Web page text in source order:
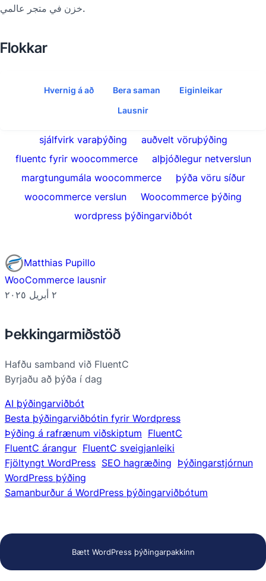
خزن في متجر عالمي.
Flokkar
Hvernig á að Bera saman
Eiginleikar
Lausnir
sjálfvirk varaþýðing
auðvelt vöruþýðing
fluentc fyrir woocommerce
alþjóðlegur netverslun
margtungumála woocommerce
þýða vöru síður
woocommerce verslun
Woocommerce þýðing
wordpress þýðingarviðbót
Matthias Pupillo
WooCommerce lausnir
٢ أبريل ٢٠٢٥
Þekkingarmiðstöð
Hafðu samband við FluentC
Byrjaðu að þýða í dag
AI þýðingarviðbót
Besta þýðingarviðbótin fyrir Wordpress
Þýðing á rafrænum viðskiptum FluentC
FluentC árangur FluentC sveigjanleiki
Fjöltyngt WordPress SEO hagræðing Þýðingarstjórnun
WordPress þýðing
Samanburður á WordPress þýðingarviðbótum
Bætt WordPress þýðingarpakkinn